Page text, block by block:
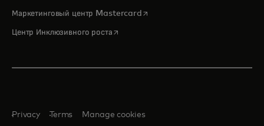
Маркетинговый центр Mastercardopens in a new tab
Центр Инклюзивного ростаopens in a new tab
Privacy Terms Manage cookies